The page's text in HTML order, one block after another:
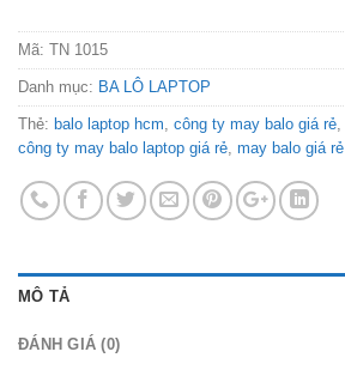
Mã: TN 1015
Danh mục: BA LÔ LAPTOP
Thẻ: balo laptop hcm công ty may balo giá rẻ
công ty may balo laptop giá rẻ may balo giá rẻ
MÔ TẢ
ĐÁNH GIÁ (0)